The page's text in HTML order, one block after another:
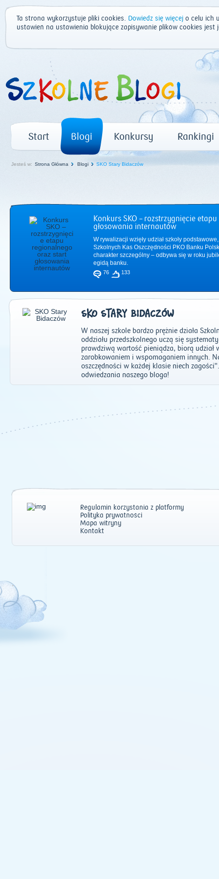
Ta strona wykorzystuje pliki cookies. Dowiedz się więcej o celu ich
ustawień na ustawienia blokujące zapisywanie plików cookies
Start Blogi Konkursy Rankingi
Jesteś w: Strona Główna Blogi SKO Stary Bidaczów
Konkurs SKO – rozstrzygnięcie
głosowania internautów
W rywalizacji wzięły udział szkoły
Szkolnych Kas Oszczędności PKO Banku
charakter szczególny – odbywa się w roku
egidą banku.
76 133
SKO STARY BIDACZÓW
W naszej szkole bardzo prężnie działa
oddziału przedszkolnego uczą się
prawdziwą wartość pieniądza, biorą udział
zarobkowaniem i wspomaganiem innych.
oszczędności w każdej klasie niech
odwiedzania naszego bloga!
2011| 2012|
Regulamin korzystania z platformy
Polityka prywatności
Mapa witryny
Kontakt